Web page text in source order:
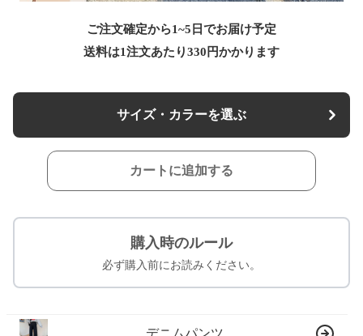
ご注文確定から1~5日でお届け予定
送料は1注文あたり330 円かかります
サイズ・カラーを選ぶ
カートに追加する
購入時のルール
必ず購入前にお読みください。
デニムパンツ